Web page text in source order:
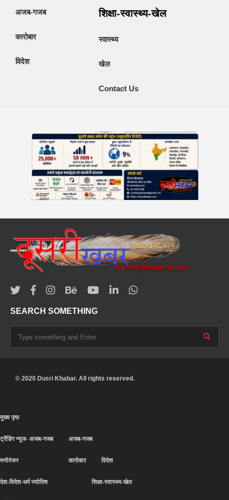
अजब-गजब
कारोबार
विदेश
शिक्षा-स्वास्थ्य-खेल
स्वास्थ्य
खेल
Contact Us
SEARCH SOMETHING
© 2020 Dusri Khabar. All rights reserved.
मुख्य पृष्ठ
ट्रेंडिंग न्यूज- अजब-गजब
मनोरंजन
अजब-गजब
कारोबार विदेश
देश-विदेश-धर्म ज्योतिष शिक्षा-स्वास्थ्य-खेल